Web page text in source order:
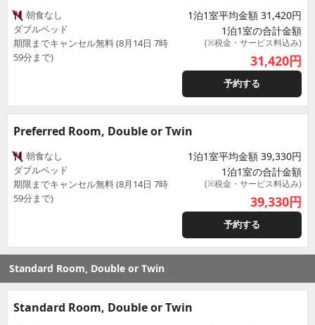
朝食なし
ダブルベッド
期限までキャンセル無料 (8月14日 7時
59分まで)
1泊1室平均金額 31,420円
1泊1室の合計金額
(※税金・サービス料込み)
31,420円
予約する
Preferred Room, Double or Twin
朝食なし
ダブルベッド
期限までキャンセル無料 (8月14日 7時
59分まで)
1泊1室平均金額 39,330円
1泊1室の合計金額
(※税金・サービス料込み)
39,330円
予約する
Standard Room, Double or Twin
Standard Room, Double or Twin